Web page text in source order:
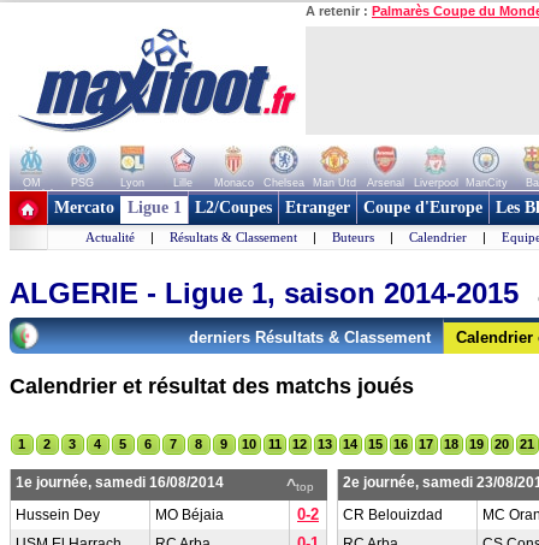
A retenir : Palmarès Coupe du
OM PSG Lyon Lille Monaco Chelsea Man Utd Arsenal Liverpool ManCity
+ de clubs
Mercato Ligue 1 L2/Coupes Etranger Coupe d'Europe Les
Actualité | Résultats & Classement | Buteurs | Calendrier |
ALGERIE - Ligue 1, saison 2014-2015
derniers Résultats & Classement Calendrier
Calendrier et résultat des matchs joués
1 2 3 4 5 6 7 8 9 10 11 12 13 14 15 16 17 18 19 20 21
^top
1e journée, samedi 16/08/2014
Hussein Dey
MO Béjaia 0-2
2e journée, samedi 23/08/
CR Belouizdad
MC